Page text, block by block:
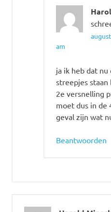
am
ja ik heb dat nu
streepjes
2e
moet dus in de
geval zijn wat
Beantwoorden